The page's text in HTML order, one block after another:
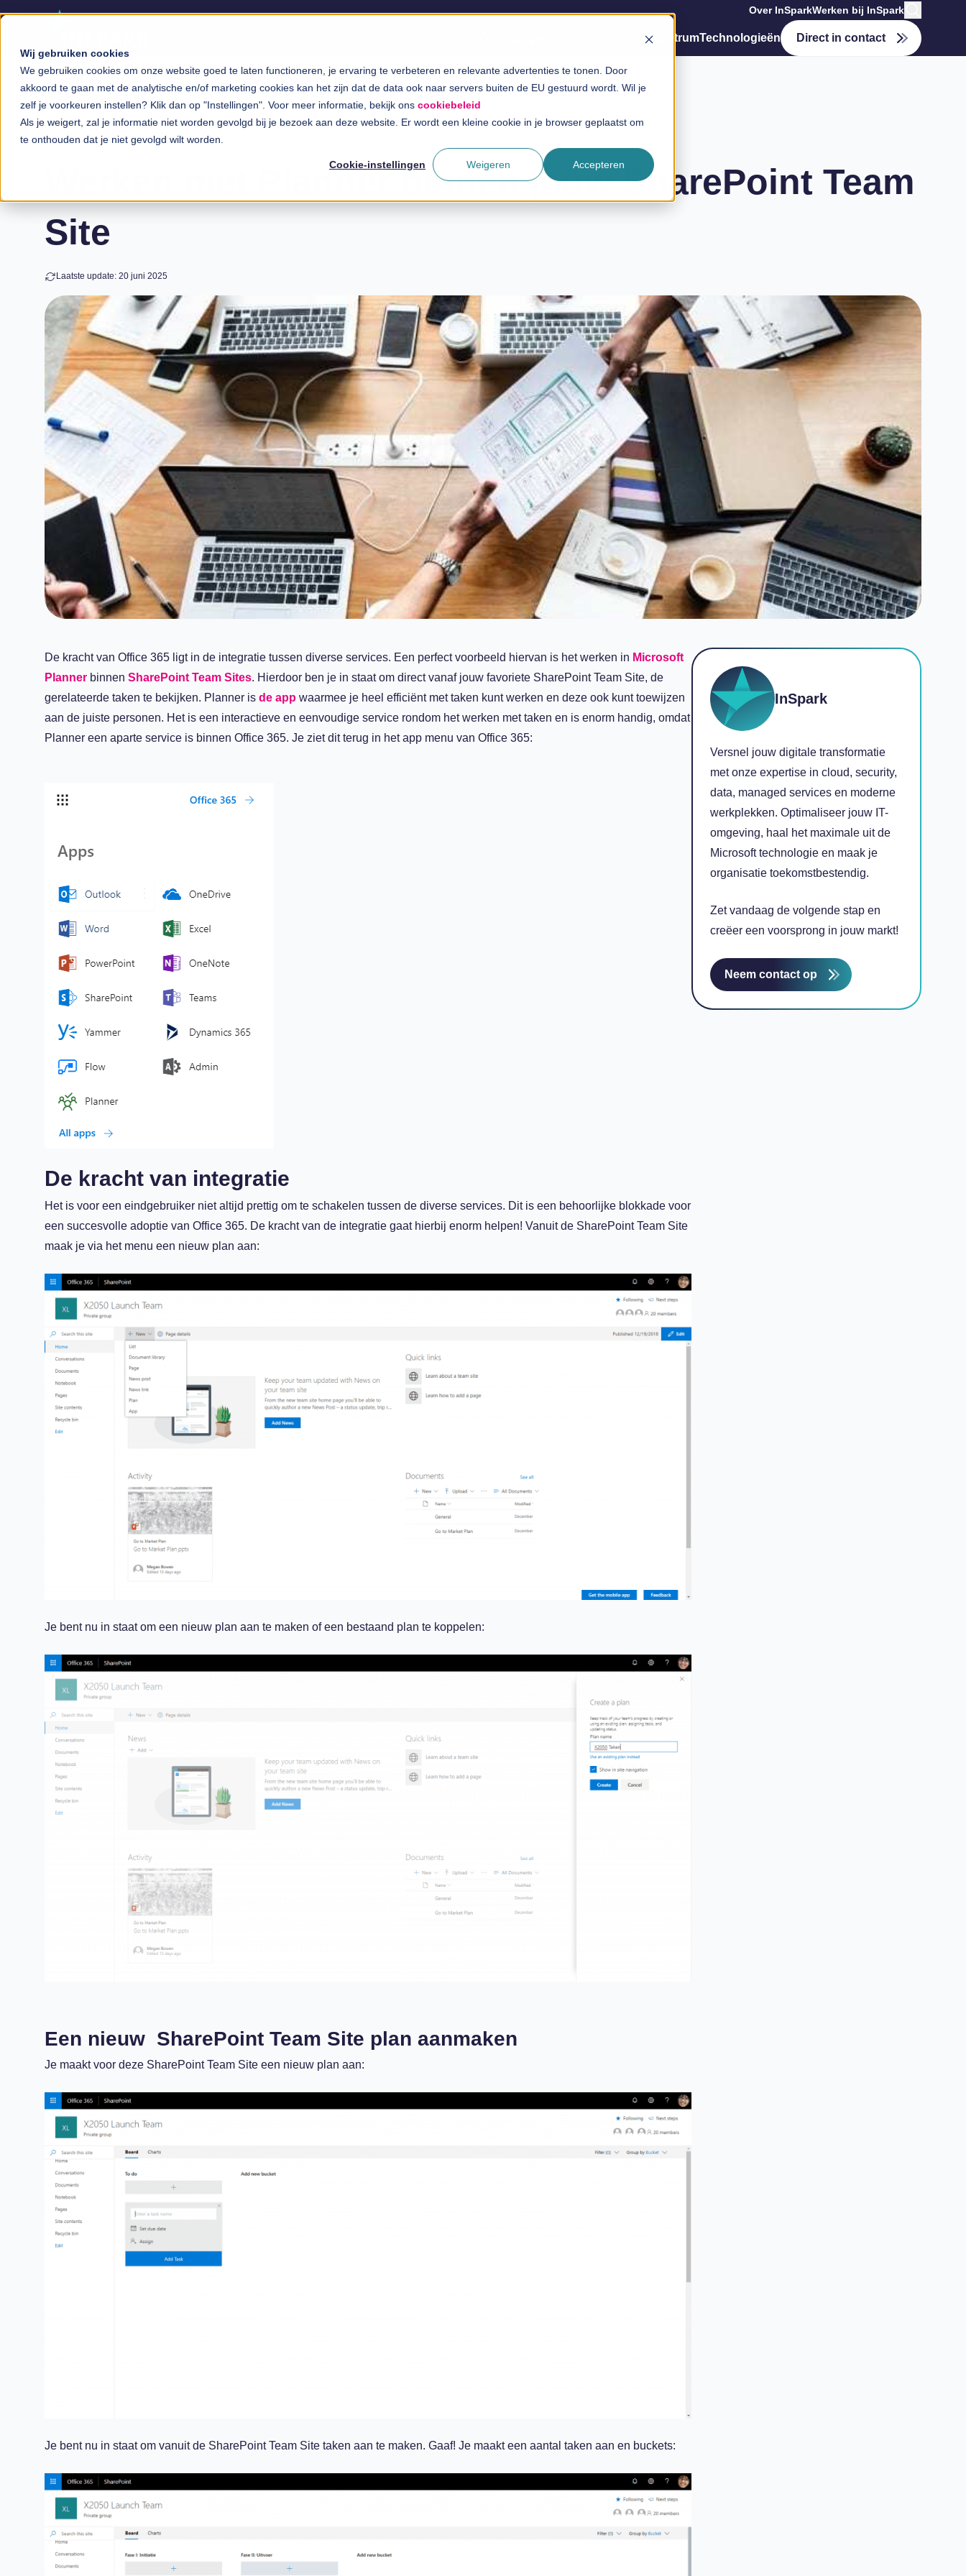
Wij gebruiken cookies
We gebruiken cookies om onze website goed te laten functioneren, je ervaring te verbeteren en relevante advertenties te tonen. Door
akkoord te gaan met de analytische en/of marketing cookies kan het zijn dat de data ook naar servers buiten de EU gestuurd wordt. Wil je
zelf je voorkeuren instellen? Klik dan op "Instellingen". Voor meer informatie, bekijk ons cookiebeleid
Als je weigert, zal je informatie niet worden gevolgd bij je bezoek aan deze website. Er wordt een kleine cookie in je browser geplaatst om
te onthouden dat je niet gevolgd wilt worden.
Cookie-instellingen Accepteren
Weigeren
Over InSparkWerken bij InSpark
InSpiratiecentrumTechnologieën Direct in contact
Blog
Werken met Planner binnen jouw SharePoint Team
Site
Laatste update: 20 juni 2025
De kracht van Office 365 ligt in de integratie tussen diverse services. Een perfect voorbeeld hiervan is het werken in Microsoft
Planner binnen SharePoint Team Sites. Hierdoor ben je in staat om direct vanaf jouw favoriete SharePoint Team Site, de
gerelateerde taken te bekijken. Planner is de app waarmee je heel efficiënt met taken kunt werken en deze ook kunt toewijzen
aan de juiste personen. Het is een interactieve en eenvoudige service rondom het werken met taken en is enorm handig, omdat
Planner een aparte service is binnen Office 365. Je ziet dit terug in het app menu van Office 365:
De kracht van integratie
Het is voor een eindgebruiker niet altijd prettig om te schakelen tussen de diverse services. Dit is een behoorlijke blokkade voor
een succesvolle adoptie van Office 365. De kracht van de integratie gaat hierbij enorm helpen! Vanuit de SharePoint Team Site
maak je via het menu een nieuw plan aan:
Je bent nu in staat om een nieuw plan aan te maken of een bestaand plan te koppelen:
Een nieuw SharePoint Team Site plan aanmaken
Je maakt voor deze SharePoint Team Site een nieuw plan aan:
Je bent nu in staat om vanuit de SharePoint Team Site taken aan te maken. Gaaf! Je maakt een aantal taken aan en buckets:
InSpark
Versnel jouw digitale transformatie
met onze expertise in cloud, security,
data, managed services en moderne
werkplekken. Optimaliseer jouw IT-
omgeving, haal het maximale uit de
Microsoft technologie en maak je
organisatie toekomstbestendig.
Zet vandaag de volgende stap en
creëer een voorsprong in jouw markt!
Neem contact op